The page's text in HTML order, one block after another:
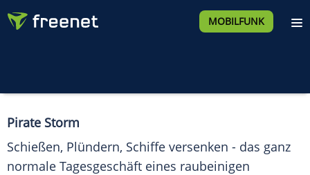
MOBILFUNK
Pirate Storm
Schießen, Plündern, Schiffe versenken - das ganz
normale Tagesgeschäft eines raubeinigen